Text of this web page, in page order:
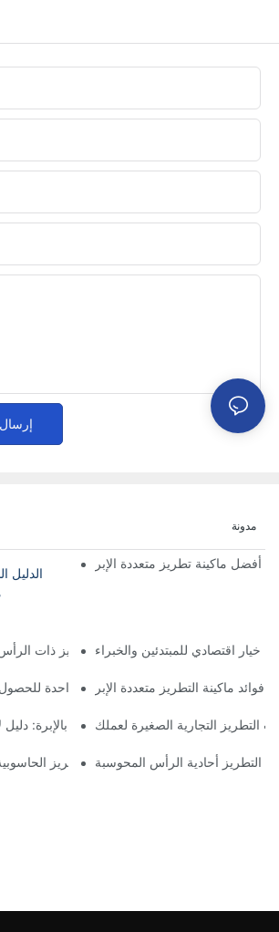
مدونة
الدليل
أفضل ماكينة تطريز متعددة الإبر
تعظيم الكفاءة: شرح آلة التطريز ذات الرأس
خيار اقتصادي للمبتدئين والخبراء
فوائد استخدام ماكينة التطريز بإبرة واحدة
ماكينة التطريز متعددة الإبر
إتقان فن التطريز بالإبرة:التطريز التجارية الصغيرة لعملك
إتقان التطريز: فوائد ماكينة التطريز
التطريز أحادية الرأس المحوسبة